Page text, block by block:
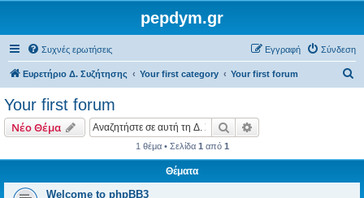
pepdym.gr
Συχνές ερωτήσεις Σύνδεση
Εγγραφή
Ευρετήριο Δ. Συζήτησης Your first category Your first forum
Your first forum
Νέο Θέμα Αναζήτηση
1 θέμα • Σελίδα 1 από 1
Θέματα
Welcome to phpBB3